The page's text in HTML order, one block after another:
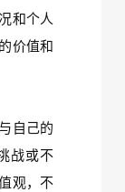
和个人
价值和
自己的
战或不
观，不